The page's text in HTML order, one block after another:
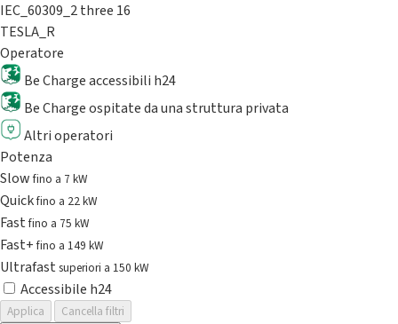
IEC_60309_2 three 16
TESLA_R
Operatore
Be Charge accessibili h24
Be Charge ospitate da una struttura privata
Altri operatori
Potenza
Slowfino a 7 kW
Quickfino a 22 kW
Fastfino a 75 kW
Fast+fino a 149 kW
Ultrafast superiori a 150 kW
Accessibile h24
Applica
Cancella filtri